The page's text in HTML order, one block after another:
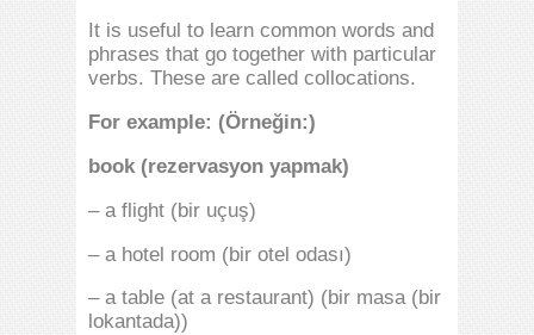
It is useful to learn common words and
phrases that go together with particular
verbs. These are called collocations.
For example: (Örneğin:)
book (rezervasyon yapmak)
– a flight (bir uçuş)
– a hotel room (bir otel odası)
– a table (at a restaurant) (bir masa (bir
lokantada))